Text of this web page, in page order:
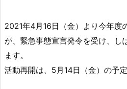
2021年4月16日（金）より今年度
が、緊急事態宣言発令を受け、し
ます。
活動再開は、5月14日（金）の予定